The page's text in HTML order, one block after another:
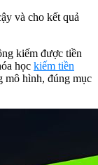
và cho kết quả
kiếm được tiền
học kiếm tiền
hình, đúng mục